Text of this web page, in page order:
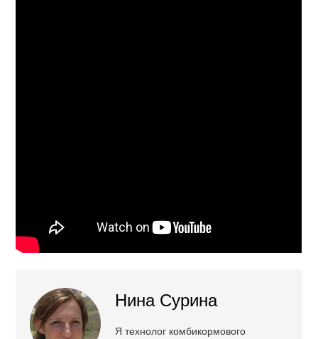
Нина Сурина
Я технолог комбикормового